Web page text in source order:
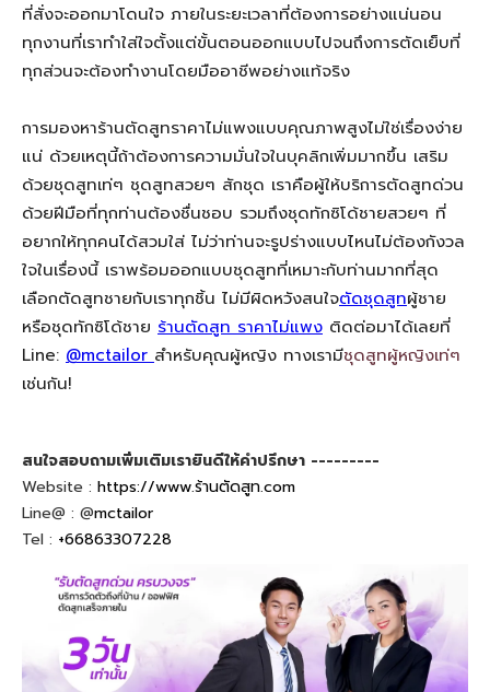
ที่สั่งจะออกมาโดนใจ ภายในระยะเวลาที่ต้องการอย่างแน่นอน
ทุกงานที่เราทำใส่ใจตั้งแต่ขั้นตอนออกแบบไปจนถึงการตัดเย็บที่
ทุกส่วนจะต้องทำงานโดยมืออาชีพอย่างแท้จริง
การมองหาร้านตัดสูทราคาไม่แพงแบบคุณภาพสูงไม่ใช่เรื่องง่าย
แน่ ด้วยเหตุนี้ถ้าต้องการความมั่นใจในบุคลิกเพิ่มมากขึ้น เสริม
ด้วยชุดสูทเท่ๆ ชุดสูทสวยๆ สักชุด เราคือผู้ให้บริการตัดสูทด่วน
ด้วยฝีมือที่ทุกท่านต้องชื่นชอบ รวมถึงชุดทักซิโด้ชายสวยๆ ที่
อยากให้ทุกคนได้สวมใส่ ไม่ว่าท่านจะรูปร่างแบบไหนไม่ต้องกังวล
ใจในเรื่องนี้ เราพร้อมออกแบบชุดสูทที่เหมาะกับท่านมากที่สุด
เลือกตัดสูทชายกับเราทุกชิ้น ไม่มีผิดหวังสนใจตัดชุดสูทผู้ชาย
หรือชุดทักซิโด้ชาย ร้านตัดสูท ราคาไม่แพง ติดต่อมาได้เลยที่
Line: @mctailor สำหรับคุณผู้หญิง ทางเรามีชุดสูทผู้หญิงเท่ๆ
เช่นกัน!
สนใจสอบถามเพิ่มเติมเรายินดีให้คำปรึกษา ---------
Website : https://www.ร้านตัดสูท.com
Line@ : @mctailor
Tel : +66863307228